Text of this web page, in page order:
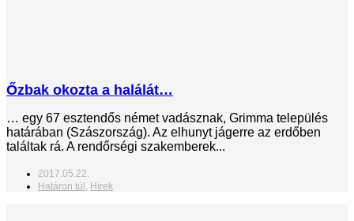
Őzbak okozta a halálát…
… egy 67 esztendős német vadásznak, Grimma település
határában (Szászország). Az elhunyt jágerre az erdőben
találtak rá. A rendőrségi szakemberek...
2017.05.22.
Határon túl Hírek